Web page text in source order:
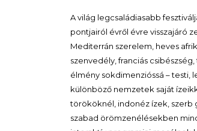
A világ legcsaládiasabb
pontjairól évről évre visszajáró
Mediterrán szerelem, heves
szenvedély, franciás
élmény sokdimenzióssá – testi,
különböző nemzetek saját
törököknél, indonéz ízek, szerb
szabad örömzenélésekben